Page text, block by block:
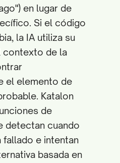
en lugar de
Si el código
la IA utiliza su
contexto de la
el elemento de
Katalon
de
detectan cuando
fallado e intentan
basada en